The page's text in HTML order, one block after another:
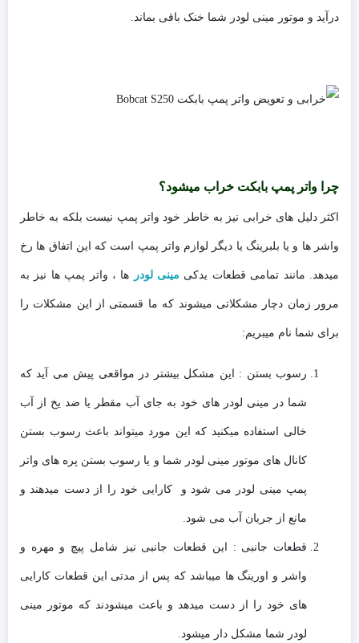
درآید و موتور مینی لودر شما خنک باقی بماند.
چرا واتر پمپ بابکت خراب میشود؟
اکثر دلیل های خرابی نیز به خاطر خود واتر پمپ نیست بلکه به خاطر
واشر ها و یا بلبرینگ یا دیگر لوازم واتر پمپ است که این اتفاق ها رخ
میدهد. مانند تمامی قطعات یدکی مینی لودر ها ، واتر پمپ ها نیز به
مرور زمان دچار مشکلاتی میشوند که ما قسمتی از این مشکلات را
برای شما نام میبریم:
رسوب بستن : این مشکل بیشتر در مواقعی پیش می آید که
شما در مینی لودر های خود به جای آب مقطر یا ضد یخ از آب
خالی استفاده میکنید که این مورد میتواند باعث رسوب بستن
کانال های موتور مینی لودر شما و یا رسوب بستن پره های واتر
پمپ مینی لودر می شود و کارایی خود را از دست میدهند و
مانع از جریان آب می شود.
قطعات جانبی : این قطعات جانبی نیز شامل پیچ و مهره و
واشر و اورینگ ها میباشد که پس از مدتی این قطعات کارایی
های خود را از دست میدهد و باعث میشودند که موتور مینی
لودر شما مشکل دار میشود.